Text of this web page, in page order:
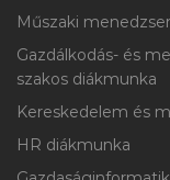
Műszaki
Gazdálkodás- és
szakos diákmunka
Kereskedelem és
HR diákmunka